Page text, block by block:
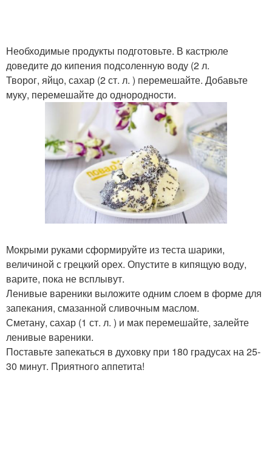
Необходимые продукты подготовьте. В кастрюле
доведите до кипения подсоленную воду (2 л.
Творог, яйцо, сахар (2 ст. л. ) перемешайте. Добавьте
муку, перемешайте до однородности.
Мокрыми руками сформируйте из теста шарики,
величиной с грецкий орех. Опустите в кипящую воду,
варите, пока не всплывут.
Ленивые вареники выложите одним слоем в форме для
запекания, смазанной сливочным маслом.
Сметану, сахар (1 ст. л. ) и мак перемешайте, залейте
ленивые вареники.
Поставьте запекаться в духовку при 180 градусах на 25-
30 минут. Приятного аппетита!